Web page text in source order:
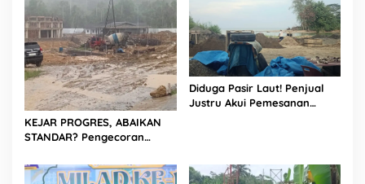
KEJAR PROGRES, ABAIKAN
STANDAR? Pengecoran
Rp87,34 Miliar Sukma Nias,
Konsultan, Pengawas dan
Diduga Pasir Laut! Penjual
Justru Akui Pemesanan